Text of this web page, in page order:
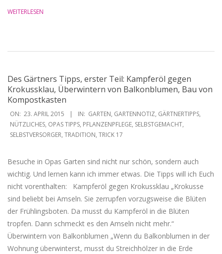
WEITERLESEN
Des Gärtners Tipps, erster Teil: Kampferöl gegen
Krokussklau, Überwintern von Balkonblumen, Bau von
Kompostkasten
2015-
04-
23
ON: 23. APRIL 2015 IN: GARTEN, GARTENNOTIZ, GÄRTNERTIPPS,
NÜTZLICHES, OPAS TIPPS, PFLANZENPFLEGE, SELBSTGEMACHT,
SELBSTVERSORGER, TRADITION, TRICK 17
Besuche in Opas Garten sind nicht nur schön, sondern auch
wichtig. Und lernen kann ich immer etwas. Die Tipps will ich Euch
nicht vorenthalten: Kampferöl gegen Krokussklau „Krokusse
sind beliebt bei Amseln. Sie zerrupfen vorzugsweise die Blüten
der Frühlingsboten. Da musst du Kampferöl in die Blüten
tropfen. Dann schmeckt es den Amseln nicht mehr.“
Überwintern von Balkonblumen „Wenn du Balkonblumen in der
Wohnung überwinterst, musst du Streichhölzer in die Erde